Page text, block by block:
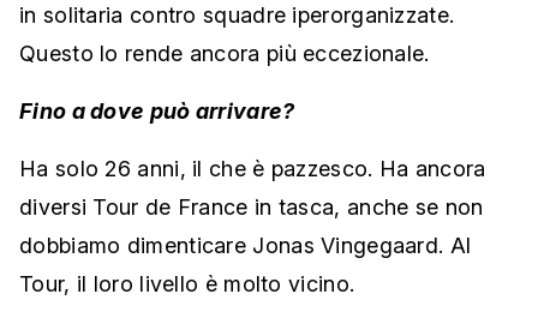
in solitaria contro squadre iperorganizzate.
Questo lo rende ancora più eccezionale.
Fino a dove può arrivare?
Ha solo 26 anni, il che è pazzesco. Ha ancora
diversi Tour de France in tasca, anche se non
dobbiamo dimenticare Jonas Vingegaard. Al
Tour, il loro livello è molto vicino.